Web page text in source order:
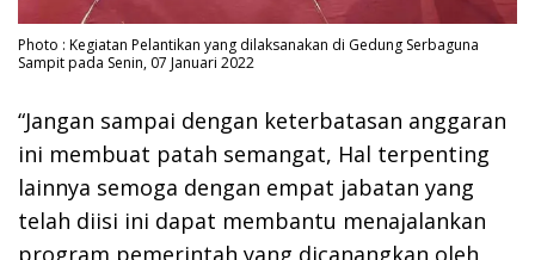
Photo : Kegiatan Pelantikan yang dilaksanakan di Gedung Serbaguna
Sampit pada Senin, 07 Januari 2022
“Jangan sampai dengan keterbatasan anggaran
ini membuat patah semangat, Hal terpenting
lainnya semoga dengan empat jabatan yang
telah diisi ini dapat membantu menajalankan
program pemerintah yang dicanangkan oleh